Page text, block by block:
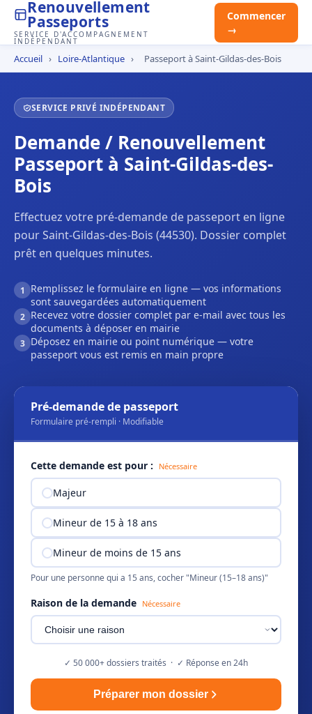
Renouvellement
Passeports
SERVICE D'ACCOMPAGNEMENT
INDÉPENDANT
Commencer
→
Accueil › Loire-Atlantique › Passeport à Saint-Gildas-des-Bois
SERVICE PRIVÉ INDÉPENDANT
Demande / Renouvellement
Passeport à Saint-Gildas-des-
Bois
Effectuez votre pré-demande de passeport en ligne
pour Saint-Gildas-des-Bois (44530). Dossier complet
prêt en quelques minutes.
1
Remplissez le formulaire en ligne — vos informations
sont sauvegardées automatiquement
2 Recevez votre dossier complet par e-mail avec tous les
documents à déposer en mairie
3 Déposez en mairie ou point numérique — votre
passeport vous est remis en main propre
Pré-demande de passeport
Formulaire pré-rempli · Modifiable
Cette demande est pour : Nécessaire
Majeur
Mineur de 15 à 18 ans
Mineur de moins de 15 ans
Pour une personne qui a 15 ans, cocher "Mineur (15–18 ans)"
Raison de la demande Nécessaire
✓ 50 000+ dossiers traités · ✓ Réponse en 24h
Préparer mon dossier